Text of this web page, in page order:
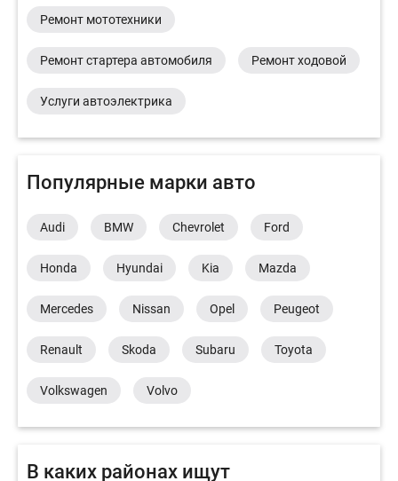
Ремонт мототехники
Ремонт стартера автомобиля Ремонт ходовой
Услуги автоэлектрика
Популярные марки авто
Audi BMW Chevrolet Ford
Honda Hyundai Kia Mazda
Mercedes Nissan Opel Peugeot
Renault Skoda Subaru Toyota
Volkswagen Volvo
В каких районах ищут